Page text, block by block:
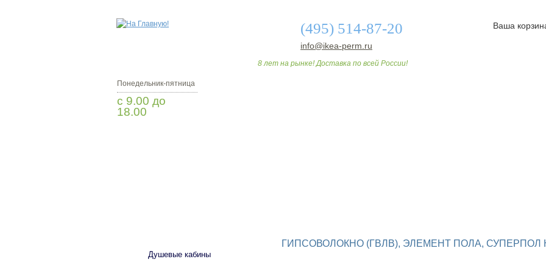
(495) 514-87-20
info@ikea-perm.ru
8 лет на рынке! Доставка по всей России!
Ваша
Понедельник-пятница
с 9.00 до
18.00
ГИПСОВОЛОКНО (ГВЛВ), ЭЛЕМЕНТ ПОЛА, СУПЕРПОЛ
Душевые кабины